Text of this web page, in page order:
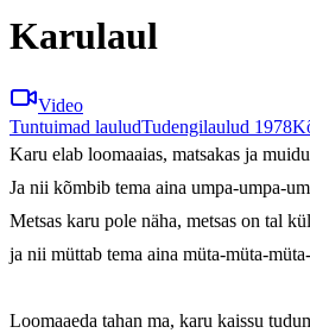
Karulaul
Video
Tuntuimad lauludTudengilaulud 1978
Karu elab loomaaias, matsakas ja
Ja nii kõmbib tema aina umpa-umpa-
Metsas karu pole näha, metsas on tal
ja nii müttab tema aina müta-müta-
Loomaaeda tahan ma, karu kaissu